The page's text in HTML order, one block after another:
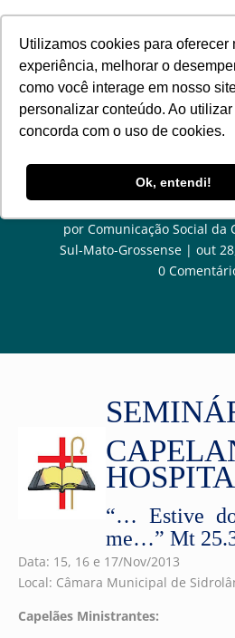
Utilizamos cookies para oferecer
experiência, melhorar o
como você interage em nosso
personalizar conteúdo. Ao
concorda com o uso de cookies.
Ok, entendi!
Capelania
em
por Comunicação Social da
Sul-Mato-Grossense
out
0
“… Estive
me…” Mt
Data: 15, 16 e 17/Nov/2013
Local: Câmara Municipal de
Capelães Ministrantes: